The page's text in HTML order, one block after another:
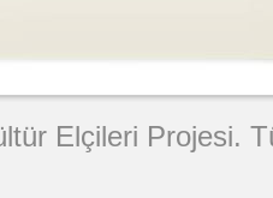
Elçileri Projesi.